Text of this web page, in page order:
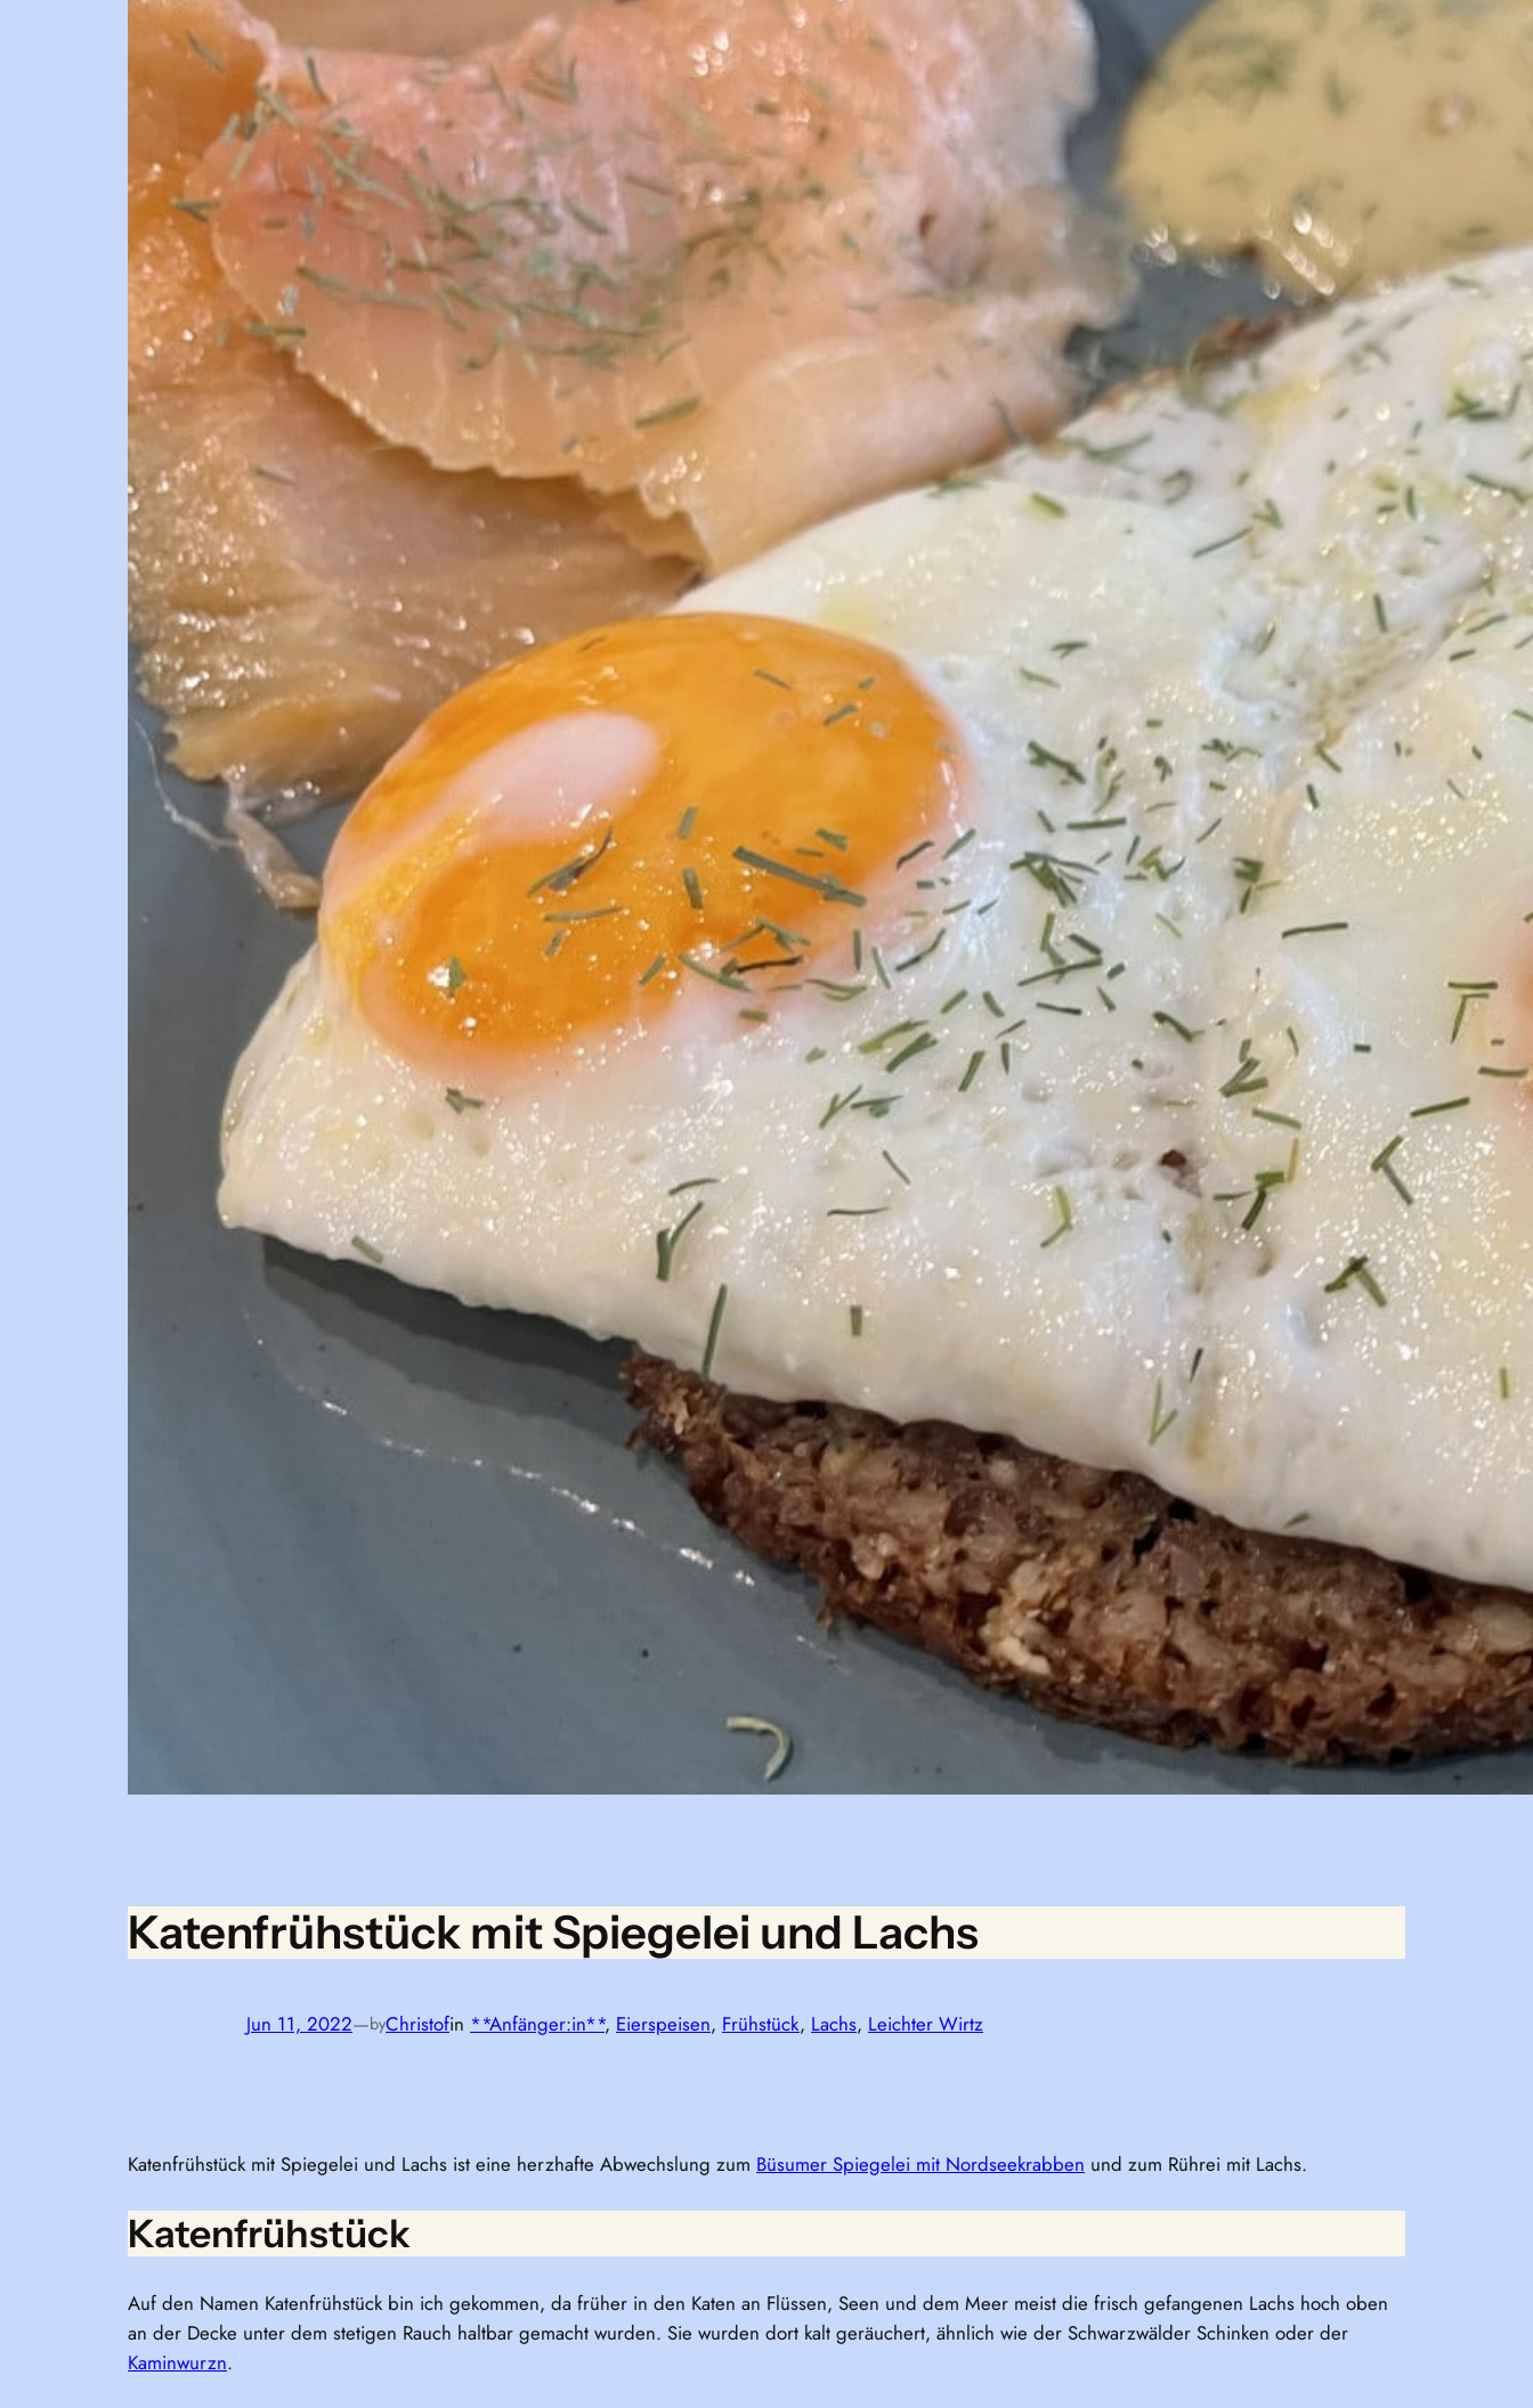
Katenfrühstück mit Spiegelei und Lachs
Jun 11, 2022—byChristofin **Anfänger:in**, Eierspeisen, Frühstück, Lachs, Leichter Wirtz
Katenfrühstück mit Spiegelei und Lachs ist eine herzhafte Abwechslung zum Büsumer Spiegelei mit Nordseekrabben und zum Rührei mit Lachs.
Katenfrühstück
Auf den Namen Katenfrühstück bin ich gekommen, da früher in den Katen an Flüssen, Seen und dem Meer meist die frisch gefangenen Lachs hoch oben
an der Decke unter dem stetigen Rauch haltbar gemacht wurden. Sie wurden dort kalt geräuchert, ähnlich wie der Schwarzwälder Schinken oder der
Kaminwurzn.